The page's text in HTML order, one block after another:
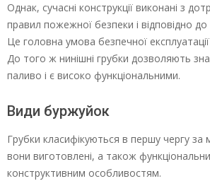
Однак, сучасні конструкції виконані з
правил пожежної безпеки і відповідно до
Це головна умова безпечної
До того ж нинішні грубки дозволяють
паливо і є високо функціональними.
Види буржуйок
Грубки класифікуються в першу чергу за
вони виготовлені, а також
конструктивним особливостям.